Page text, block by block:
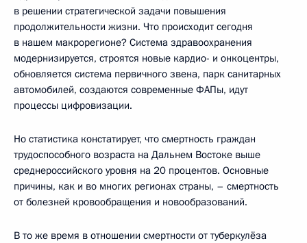
в решении стратегической задачи повышения
продолжительности жизни. Что происходит сегодня
в нашем макрорегионе? Система здравоохранения
модернизируется, строятся новые кардио- и онкоцентры,
обновляется система первичного звена, парк санитарных
автомобилей, создаются современные ФАПы, идут
процессы цифровизации.
Но статистика констатирует, что смертность граждан
трудоспособного возраста на Дальнем Востоке выше
среднероссийского уровня на 20 процентов. Основные
причины, как и во многих регионах страны, – смертность
от болезней кровообращения и новообразований.
В то же время в отношении смертности от туберкулёза